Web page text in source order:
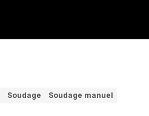
Soudage
Soudage manuel